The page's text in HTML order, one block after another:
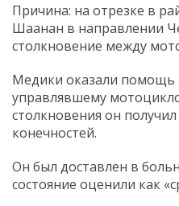
Причина: на отрезке в
Шаанан в направлении
столкновение между
Медики оказали помощь
управлявшему
столкновения он
конечностей.
Он был доставлен в
состояние оценили как